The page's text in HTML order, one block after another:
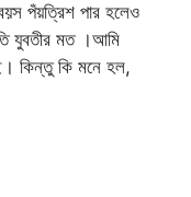
পঁয়ত্রিশ পার হলেও
যুবতীর মত ।আমি
কিন্তু কি মনে হল,